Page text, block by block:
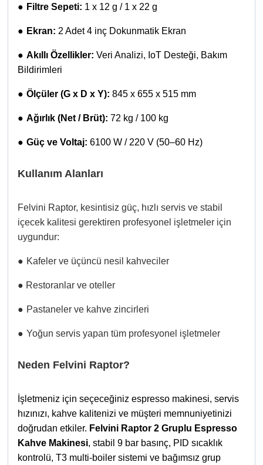
● Filtre Sepeti: 1 x 12 g / 1 x 22 g
● Ekran: 2 Adet 4 inç Dokunmatik Ekran
● Akıllı Özellikler: Veri Analizi, IoT Desteği, Bakım
Bildirimleri
● Ölçüler (G x D x Y): 845 x 655 x 515 mm
● Ağırlık (Net / Brüt): 72 kg / 100 kg
● Güç ve Voltaj: 6100 W / 220 V (50–60 Hz)
Kullanım Alanları
Felvini Raptor, kesintisiz güç, hızlı servis ve stabil
içecek kalitesi gerektiren profesyonel işletmeler için
uygundur:
● Kafeler ve üçüncü nesil kahveciler
● Restoranlar ve oteller
● Pastaneler ve kahve zincirleri
● Yoğun servis yapan tüm profesyonel işletmeler
Neden Felvini Raptor?
İşletmeniz için seçeceğiniz espresso makinesi, servis
hızınızı, kahve kalitenizi ve müşteri memnuniyetinizi
doğrudan etkiler. Felvini Raptor 2 Gruplu Espresso
Kahve Makinesi, stabil 9 bar basınç, PID sıcaklık
kontrolü, T3 multi-boiler sistemi ve bağımsız grup